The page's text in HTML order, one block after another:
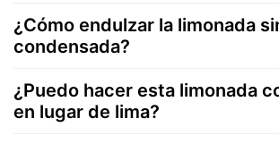
¿Cómo endulzar la limonada
condensada?
¿Puedo hacer esta limonada
en lugar de lima?